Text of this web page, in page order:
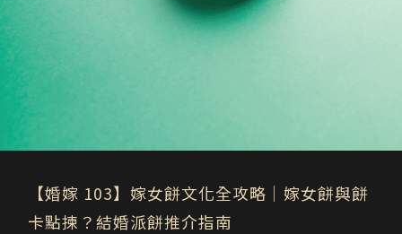
【婚嫁 103】嫁女餅文化全攻略｜嫁女餅與餅
卡點揀？結婚派餅推介指南